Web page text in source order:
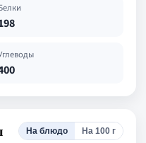
На блюдо На 100 г